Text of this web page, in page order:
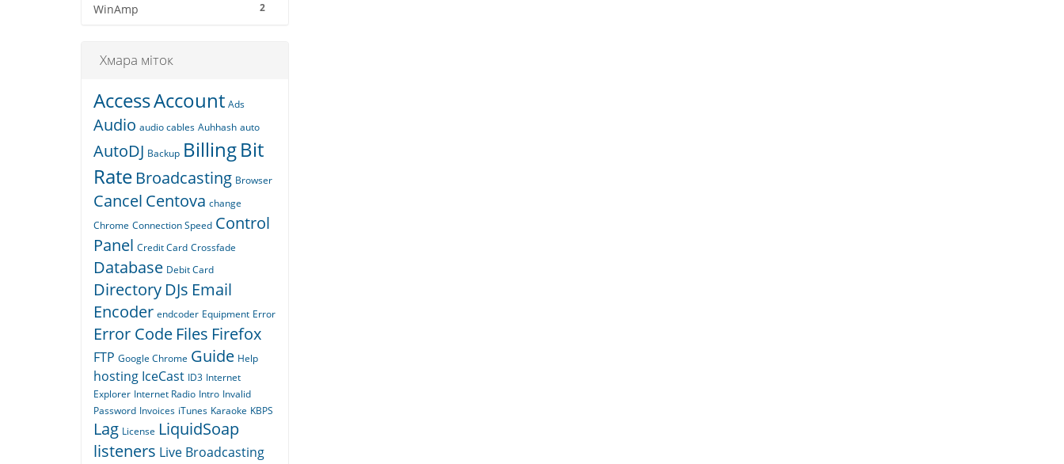
2
WinAmp
Хмара міток
AccessAccount Ads
Audio audio cables Auhhash auto
AutoDJ Backup BillingBit
Rate Broadcasting Browser
Cancel Centova change
Chrome Connection Speed Control
Panel Credit Card Crossfade
Database Debit Card
Directory DJs Email
Encoder endcoder Equipment Error
Error Code Files Firefox
FTP Google Chrome Guide Help
hosting IceCast ID3 Internet
Explorer Internet Radio Intro Invalid
Password Invoices iTunes Karaoke KBPS
Lag License LiquidSoap
listeners Live Broadcasting